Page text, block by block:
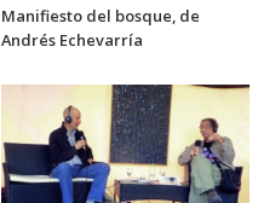
Manifiesto del bosque, de
Andrés Echevarría